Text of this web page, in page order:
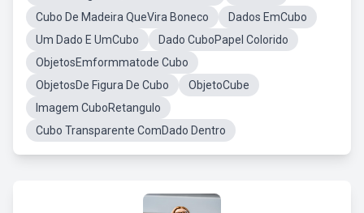
Cubo De Madeira QueVira Boneco
Dados EmCubo
Um Dado E UmCubo
Dado CuboPapel Colorido
ObjetosEmformmatode Cubo
ObjetosDe Figura De Cubo
ObjetoCube
Imagem CuboRetangulo
Cubo Transparente ComDado Dentro